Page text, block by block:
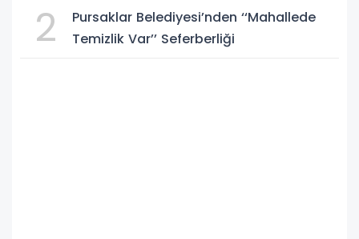
2
Pursaklar Belediyesi’nden ‘‘Mahallede
Temizlik Var’’ Seferberliği